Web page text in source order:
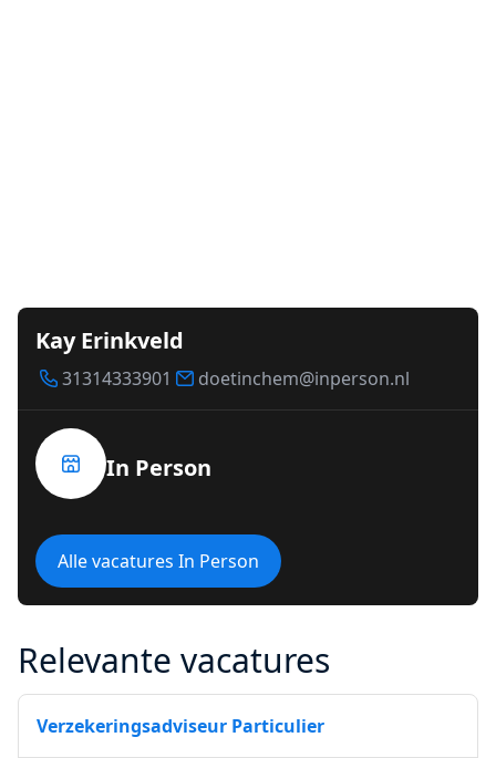
Kay Erinkveld
31314333901 doetinchem@inperson.nl
In Person
Alle vacatures In Person
Relevante vacatures
Verzekeringsadviseur Particulier